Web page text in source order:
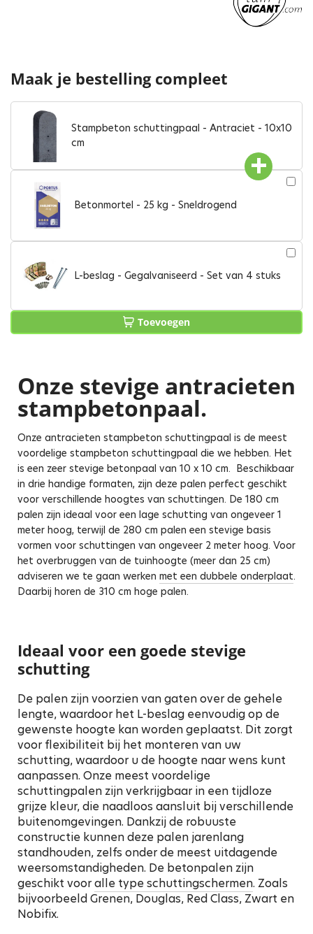
Maak je bestelling compleet
Stampbeton schuttingpaal - Antraciet - 10x10
cm
Betonmortel - 25 kg - Sneldrogend
L-beslag - Gegalvaniseerd - Set van 4 stuks
Toevoegen
Onze stevige antracieten
stampbetonpaal.
Onze antracieten stampbeton schuttingpaal is de meest
voordelige stampbeton schuttingpaal die we hebben. Het
is een zeer stevige betonpaal van 10 x 10 cm. Beschikbaar
in drie handige formaten, zijn deze palen perfect geschikt
voor verschillende hoogtes van schuttingen. De 180 cm
palen zijn ideaal voor een lage schutting van ongeveer 1
meter hoog, terwijl de 280 cm palen een stevige basis
vormen voor schuttingen van ongeveer 2 meter hoog. Voor
het overbruggen van de tuinhoogte (meer dan 25 cm)
adviseren we te gaan werken met een dubbele onderplaat.
Daarbij horen de 310 cm hoge palen.
Ideaal voor een goede stevige
schutting
De palen zijn voorzien van gaten over de gehele
lengte, waardoor het L-beslag eenvoudig op de
gewenste hoogte kan worden geplaatst. Dit zorgt
voor flexibiliteit bij het monteren van uw
schutting, waardoor u de hoogte naar wens kunt
aanpassen. Onze meest voordelige
schuttingpalen zijn verkrijgbaar in een tijdloze
grijze kleur, die naadloos aansluit bij verschillende
buitenomgevingen. Dankzij de robuuste
constructie kunnen deze palen jarenlang
standhouden, zelfs onder de meest uitdagende
weersomstandigheden. De betonpalen zijn
geschikt vooralle type schuttingschermen. Zoals
bijvoorbeeld Grenen, Douglas, Red Class, Zwart en
Nobifix.